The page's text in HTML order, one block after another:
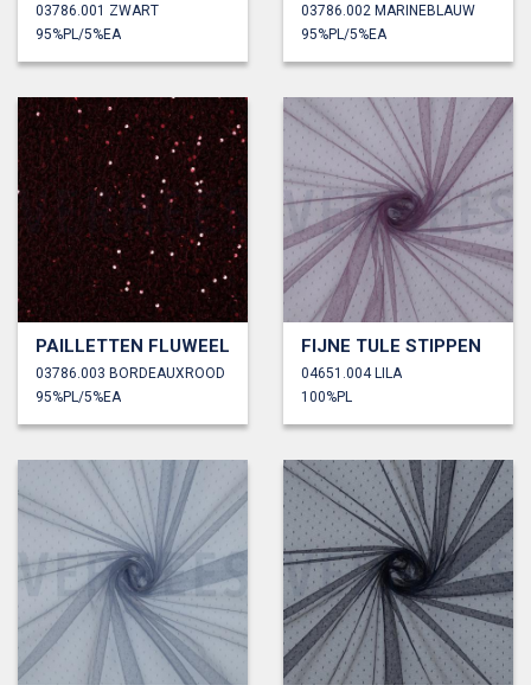
03786.001 ZWART
95%PL/5%EA
03786.002 MARINEBLAUW
95%PL/5%EA
PAILLETTEN FLUWEEL
03786.003 BORDEAUXROOD
95%PL/5%EA
FIJNE TULE STIPPEN
04651.004 LILA
100%PL